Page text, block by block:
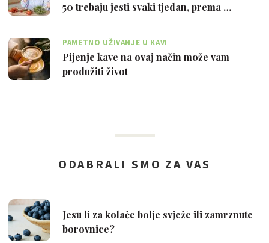
50 trebaju jesti svaki tjedan, prema …
PAMETNO UŽIVANJE U KAVI
Pijenje kave na ovaj način može vam
produžiti život